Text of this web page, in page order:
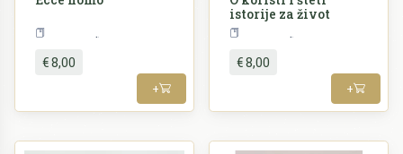
€ 8,00
+
istorije za život
€ 8,00
+